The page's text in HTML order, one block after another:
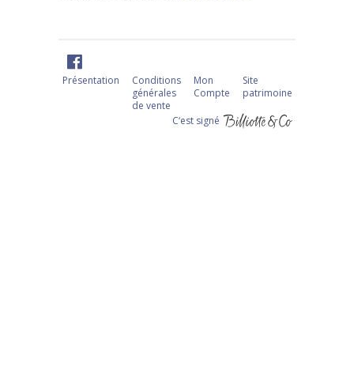
Présentation
Conditions
générales
de vente
Mon
Compte
Site
patrimoine
C‘est signé